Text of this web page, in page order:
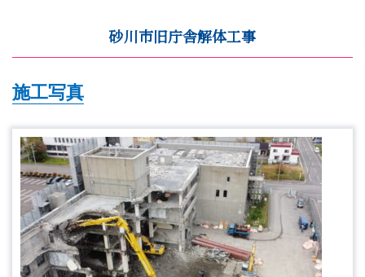
砂川市旧庁舎解体工事
施工写真